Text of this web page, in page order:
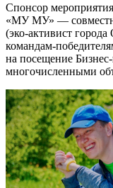
Спонсор
«МУ МУ» —
(эко-активист
командам-
на посещение
многочисленными